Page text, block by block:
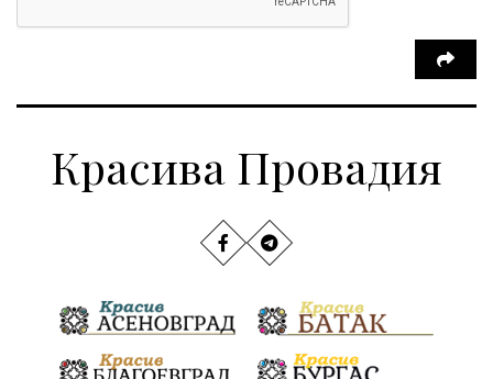
Красива Провадия